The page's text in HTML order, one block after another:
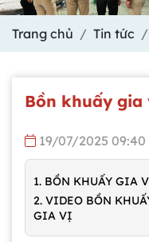
Trang chủ Tin tức
Bồn khuấy gia
19/07/2025 09:40
1. BỒN KHUẤY GIA
2. VIDEO BỒN
GIA VỊ